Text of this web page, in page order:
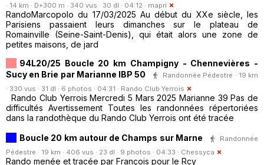
· 14 km · D+300 m · 340 vus · 30 dl · 04:12 · mapri
RandoMarcopolo du 17/03/2025 Au début du XXe siècle, les
Parisiens passaient leurs dimanches sur le plateau de
Romainville (Seine-Saint-Denis), qui était alors une zone de
petites maisons, de jard
94L20/25 Boucle 20 km Champigny - Chennevières -
Sucy en Brie par Marianne IBP 50
Randonnée Pédestre · 19 km
· 330 vus · 31 dl · 6 photos · 04:31 · Rando Club Yerrois
Rando Club Yerrois Mercredi 5 Mars 2025 Marianne 39 Pas de
difficultés Avertissement Toutes les randonnées répertoriées
dans la randothèque du Rando Club Yerrois ont été tracée
Boucle 20 km autour de Champs sur Marne
Randonnée
Pédestre · 19 km · 406 vus · 23 dl · 9 photos · 04:33 · Chessyca
Rando menée et tracée par François pour le Rcy